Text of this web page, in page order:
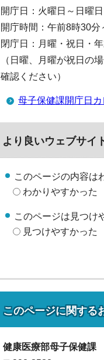
開庁日：火曜日～日曜
開庁時間：午前8時30分
閉庁日：月曜・祝日・
（日曜、月曜が祝日の
確認ください）
母子保健課開庁日
より良いウェブサイ
このページの内容は
わかりやすかった
このページは見つけ
見つけやすかった
このページに関する
健康医療部母子保健課